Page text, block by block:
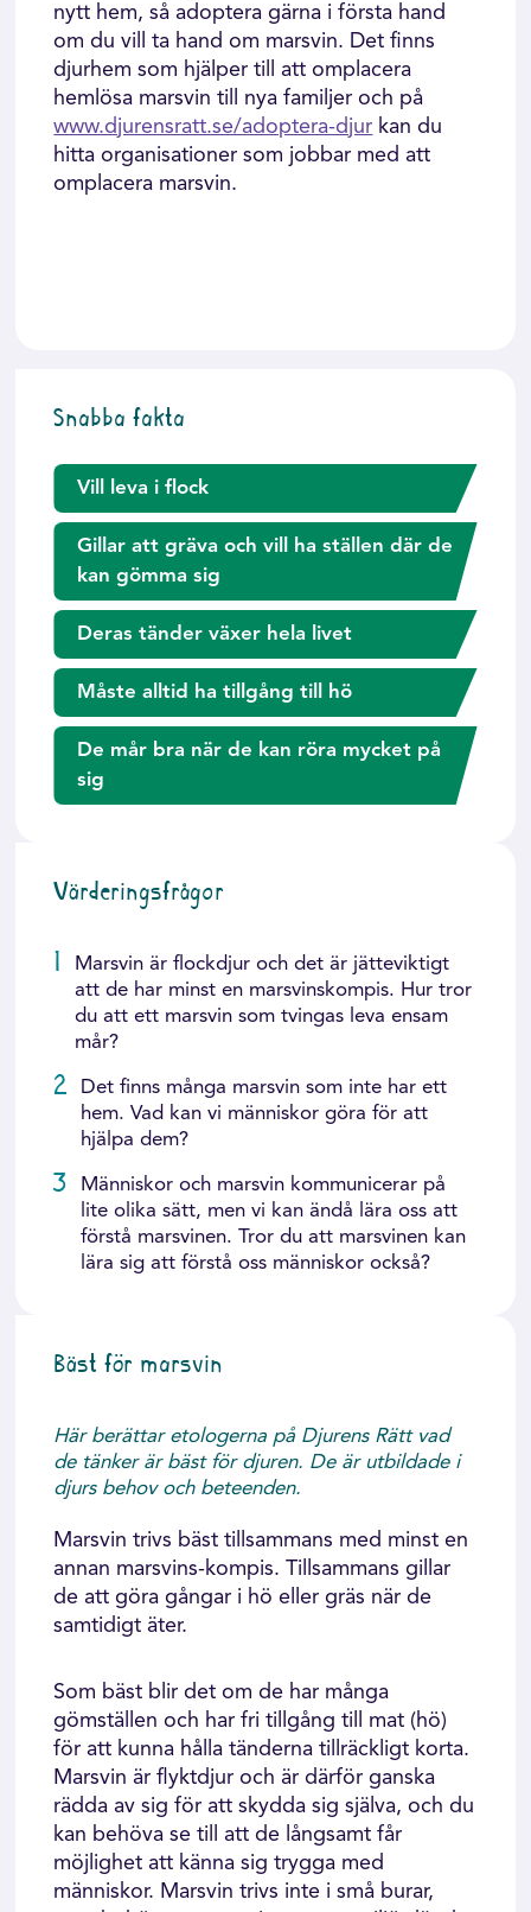
nytt hem, så adoptera gärna i första hand
om du vill ta hand om marsvin. Det finns
djurhem som hjälper till att omplacera
hemlösa marsvin till nya familjer och på
www.djurensratt.se/adoptera-djur kan du
hitta organisationer som jobbar med att
omplacera marsvin.
Snabba fakta
Vill leva i flock
Gillar att gräva och vill ha ställen där de
kan gömma sig
Deras tänder växer hela livet
Måste alltid ha tillgång till hö
De mår bra när de kan röra mycket på
sig
Värderingsfrågor
1
Marsvin är flockdjur och det är jätteviktigt
att de har minst en marsvinskompis. Hur tror
du att ett marsvin som tvingas leva ensam
mår?
2
Det finns många marsvin som inte har ett
hem. Vad kan vi människor göra för att
hjälpa dem?
3
Människor och marsvin kommunicerar på
lite olika sätt, men vi kan ändå lära oss att
förstå marsvinen. Tror du att marsvinen kan
lära sig att förstå oss människor också?
Bäst för marsvin
Här berättar etologerna på Djurens Rätt vad
de tänker är bäst för djuren. De är utbildade i
djurs behov och beteenden.
Marsvin trivs bäst tillsammans med minst en
annan marsvins-kompis. Tillsammans gillar
de att göra gångar i hö eller gräs när de
samtidigt äter.
Som bäst blir det om de har många
gömställen och har fri tillgång till mat (hö)
för att kunna hålla tänderna tillräckligt korta.
Marsvin är flyktdjur och är därför ganska
rädda av sig för att skydda sig själva, och du
kan behöva se till att de långsamt får
möjlighet att känna sig trygga med
människor. Marsvin trivs inte i små burar,